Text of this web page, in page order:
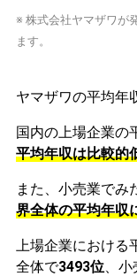
※ 株式会社ヤマザワが
ます。
ヤマザワの平均年
国内の上場企業の
平均年収は比較的
また、小売業でみ
界全体の平均年収
上場企業における
全体で3493位、小